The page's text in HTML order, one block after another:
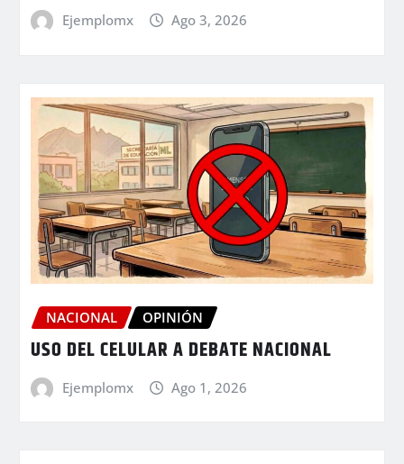
Ejemplomx Ago 3, 2026
NACIONAL OPINIÓN
USO DEL CELULAR A DEBATE NACIONAL
Ejemplomx Ago 1, 2026